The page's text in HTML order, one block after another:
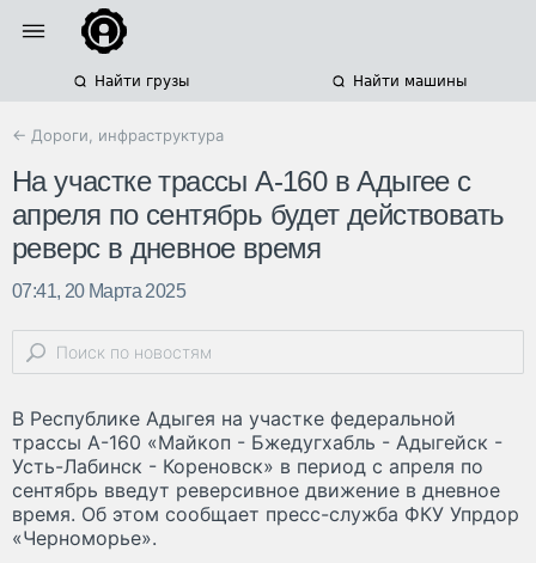
Найти грузы Найти машины
← Дороги, инфраструктура
На участке трассы А-160 в Адыгее с
апреля по сентябрь будет действовать
реверс в дневное время
07:41, 20 Марта 2025
В Республике Адыгея на участке федеральной
трассы А-160 «Майкоп - Бжедугхабль - Адыгейск -
Усть-Лабинск - Кореновск» в период с апреля по
сентябрь введут реверсивное движение в дневное
время. Об этом сообщает пресс-служба ФКУ Упрдор
«Черноморье».